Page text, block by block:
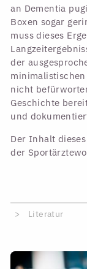
an Dementia
Boxen sogar
muss dieses
der
nicht
Geschichte
und
Der Inhalt
der
Literatur